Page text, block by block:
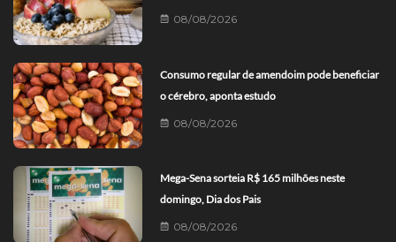
08/08/2026
Consumo regular de amendoim pode beneficiar
o cérebro, aponta estudo
08/08/2026
Mega-Sena sorteia R$ 165 milhões neste
domingo, Dia dos Pais
08/08/2026